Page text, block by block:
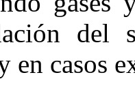
del
casos